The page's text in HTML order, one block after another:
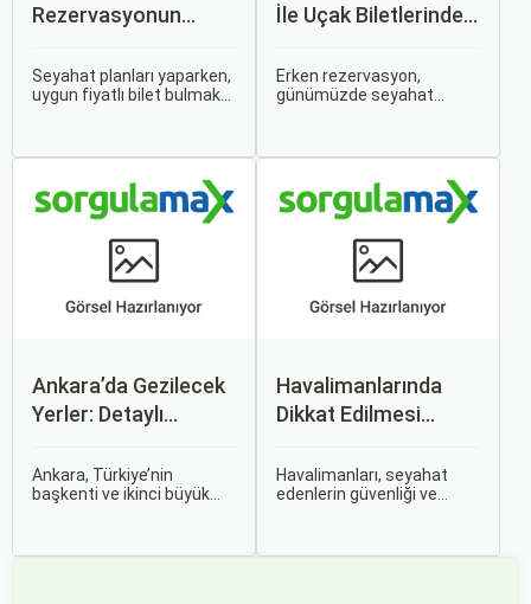
Rezervasyonun
Otobüs Bileti Satın
Alma İpuçları
Seyahat planları yaparken,
uygun fiyatlı bilet bulmak
yapmak, yalnızca
seyahatin maliyetini
azaltmakla kalmaz, aynı
zamanda daha kaliteli bir
seyahat deneyimi
yaşamanızı sağlar.
İle Uçak Biletlerinde
İndirimler: Nasıl
Avantajlar Sağlanır?
Erken rezervasyon,
günümüzde seyahat
haline gelmiştir. Özellikle
tatil veya iş seyahatlerinde
rezervasyon yapmak, daha
uygun fiyatlarla uçuş
imkanı sağlar.
Ankara’da Gezilecek
Yerler: Detaylı
Ankara, Türkiye’nin
başkenti ve ikinci büyük
Havalimanlarında
Dikkat Edilmesi
Havalimanları, seyahat
edenlerin güvenliği ve